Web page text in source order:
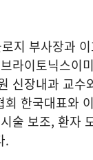
지 부사장과
라이토닉스이
신장내과 교
한국대표와
술 보조, 환자
.